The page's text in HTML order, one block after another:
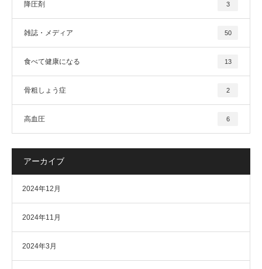
降圧剤 3
雑誌・メディア 50
食べて健康になる 13
骨粗しょう症 2
高血圧 6
アーカイブ
2024年12月
2024年11月
2024年3月